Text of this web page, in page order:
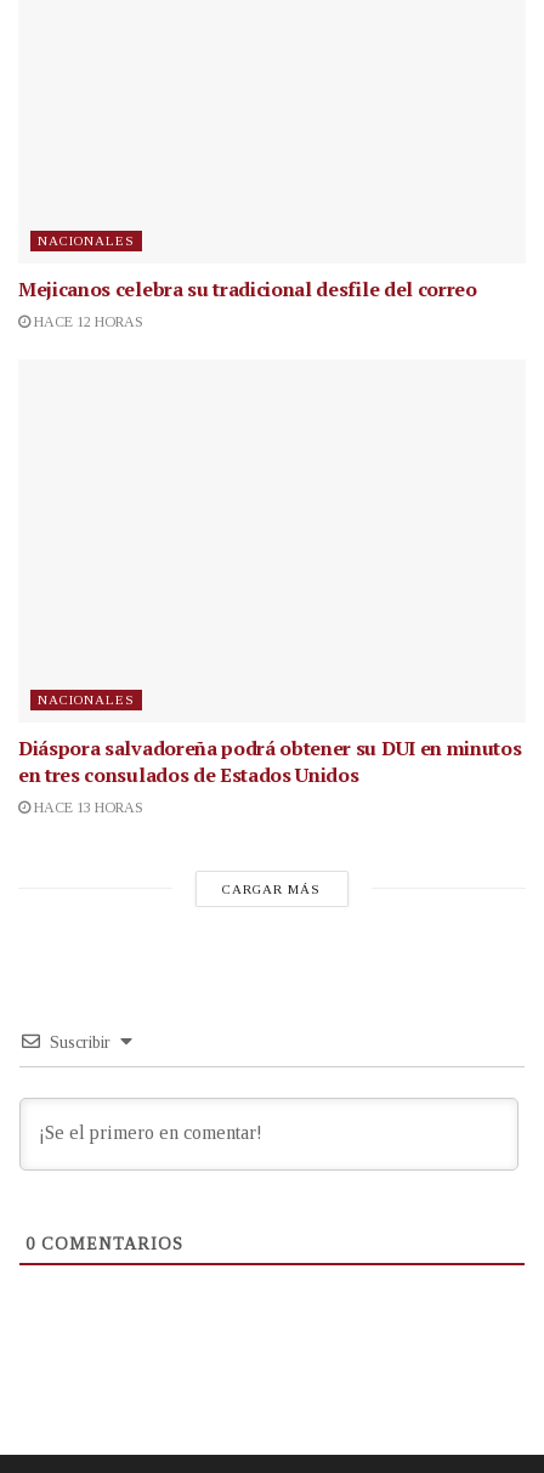
NACIONALES
Mejicanos celebra su tradicional desfile del correo
HACE 12 HORAS
NACIONALES
Diáspora salvadoreña podrá obtener su DUI en minutos
en tres consulados de Estados Unidos
HACE 13 HORAS
CARGAR MÁS
Suscribir
0 COMENTARIOS